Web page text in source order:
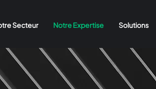
Secteur Notre Expertise Solutions